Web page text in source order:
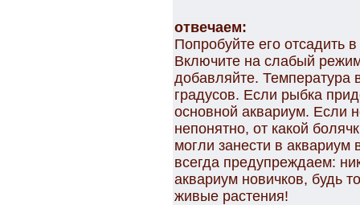
отвечаем:
Попробуйте его отсадить
Включите на слабый
добавляйте.
градусов. Если рыбка
основной аквариум. Если
непонятно, от какой
могли занести в
всегда предупреждаем:
аквариум новичков, будь
живые растения!